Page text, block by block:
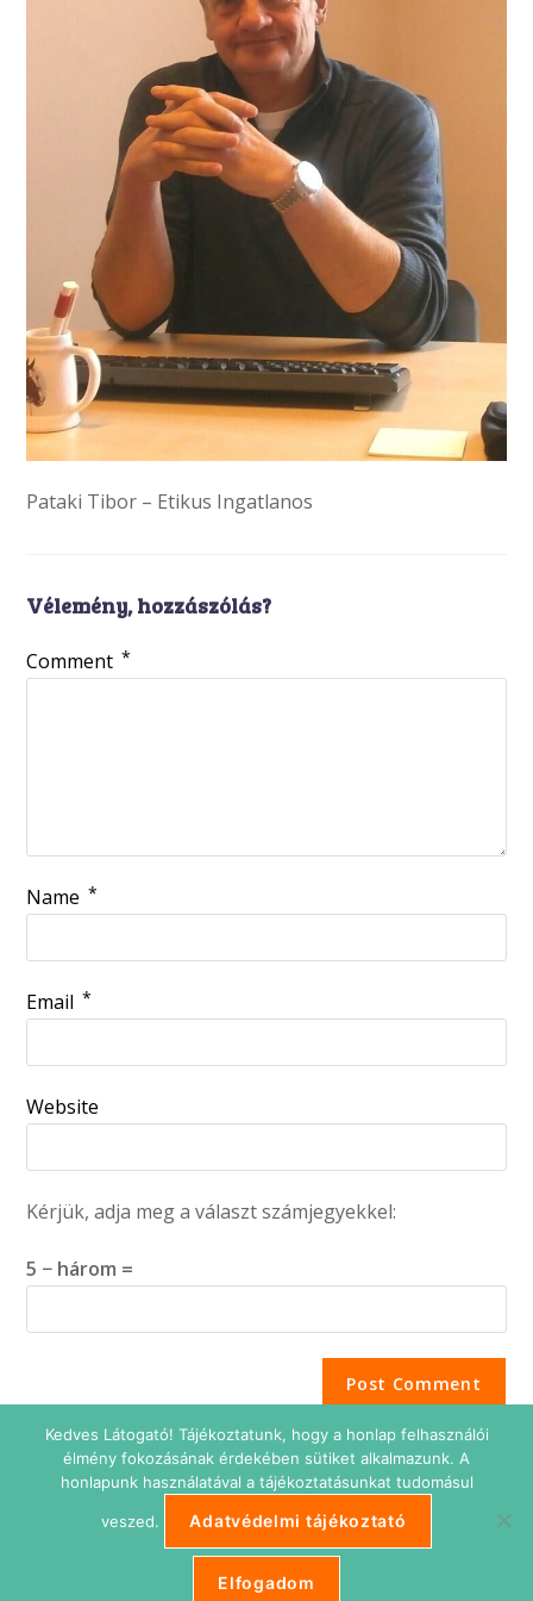
Pataki Tibor – Etikus Ingatlanos
Vélemény, hozzászólás?
Comment *
Name *
Email *
Website
Kérjük, adja meg a választ számjegyekkel:
5 − három =
Adatkezelési tájékoztató Impresszum
Süti beállítások
Kedves Látogató! Tájékoztatunk, hogy a honlap felhasználói
élmény fokozásának érdekében sütiket alkalmazunk. A
honlapunk használatával a tájékoztatásunkat tudomásul
veszed. Adatvédelmi tájékoztató
Elfogadom